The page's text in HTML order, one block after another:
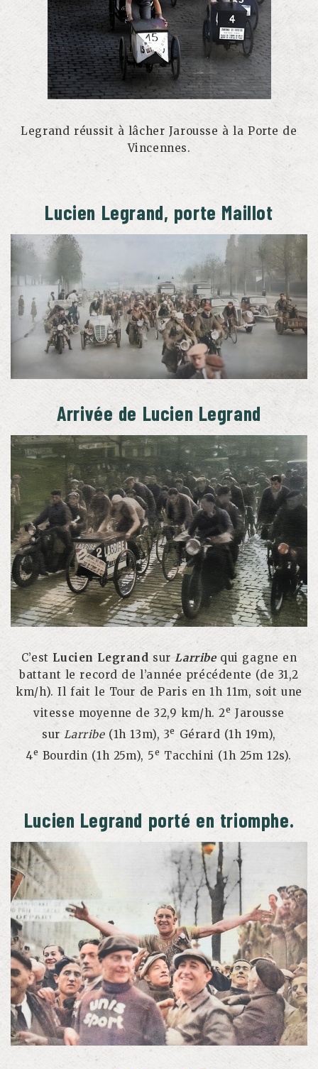
Legrand réussit à lâcher Jarousse à la Porte de
Vincennes.
Lucien Legrand, porte Maillot
Arrivée de Lucien Legrand
C’est Lucien Legrand surLarribequi gagne en
battant le record de l’année précédente (de 31,2
km/h). Il fait le Tour de Paris en 1h 11m, soit une
vitesse moyenne de 32,9 km/h. 2e Jarousse
sur Larribe(1h 13m), 3e Gérard (1h 19m),
4e Bourdin (1h 25m), 5e Tacchini (1h 25m 12s).
Lucien Legrand porté en triomphe.